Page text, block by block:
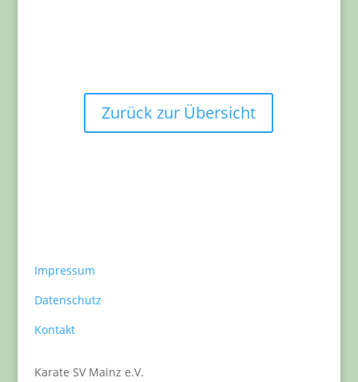
Zurück zur Übersicht
Impressum
Datenschutz
Kontakt
Karate SV Mainz e.V.